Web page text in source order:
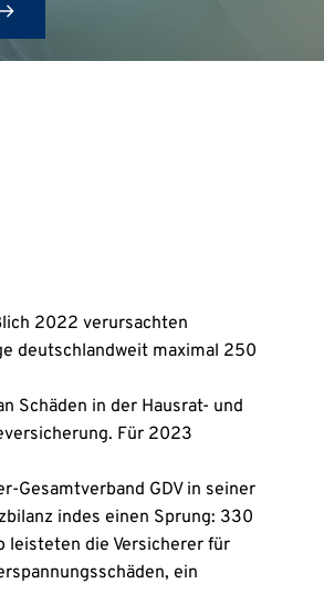
2022 verursachten
deutschlandweit maximal 250
Schäden in der Hausrat- und
Für 2023
Gesamtverband GDV in seiner
indes einen Sprung: 330
leisteten die Versicherer für
ein